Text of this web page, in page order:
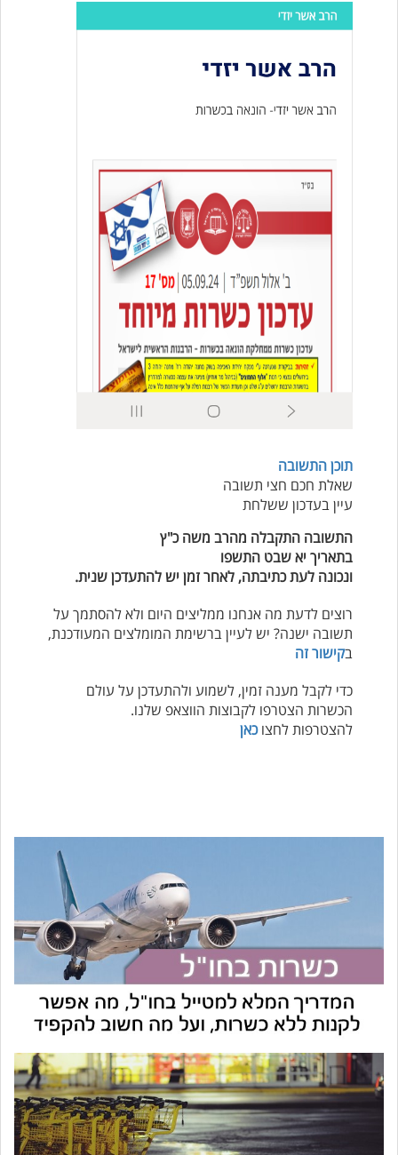
תוכן התשובה
שאלת חכם חצי תשובה
עיין בעדכון ששלחת
התשובה התקבלה מהרב משה כ"ץ
בתאריך יא שבט התשפו
ונכונה לעת כתיבתה, לאחר זמן יש להתעדכן שנית.
רוצים לדעת מה אנחנו ממליצים היום ולא להסתמך על
תשובה ישנה? יש לעיין ברשימת המומלצים המעודכנת,
בקישור זה
כדי לקבל מענה זמין, לשמוע ולהתעדכן על עולם
הכשרות הצטרפו לקבוצות הווצאפ שלנו.
להצטרפות לחצוכאן